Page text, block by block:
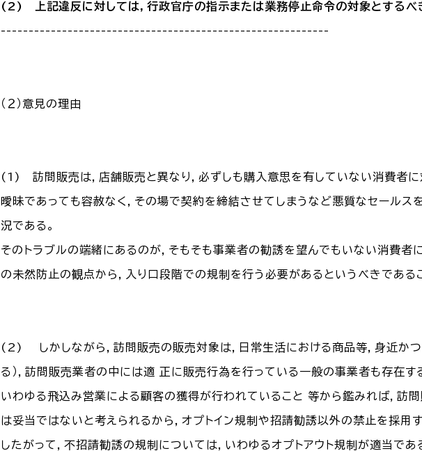
(2) 上記違反に対しては，行政官庁の指示または業務停止命令の対象とするべ
-----------------------------------------------------------
（２）意見の理由
(1) 訪問販売は，店舗販売と異なり，必ずしも購入意思を有していない消費者に
曖昧であっても容赦なく，その場で契約を締結させてしまうなど悪質なセールス
況である。
そのトラブルの端緒にあるのが，そもそも事業者の勧誘を望んでもいない消費者
の未然防止の観点から，入り口段階での規制を行う必要があるというべきであるこ
(2) しかしながら，訪問販売の販売対象は，日常生活における商品等，身近かつ
る），訪問販売業者の中には適 正に販売行為を行っている一般の事業者も存在す
いわゆる飛込み営業による顧客の獲得が行われていること 等から鑑みれば，訪
は妥当ではないと考えられるから，オプトイン規制や招請勧誘以外の禁止を採用
したがって，不招請勧誘の規制については，いわゆるオプトアウト規制が適当であ